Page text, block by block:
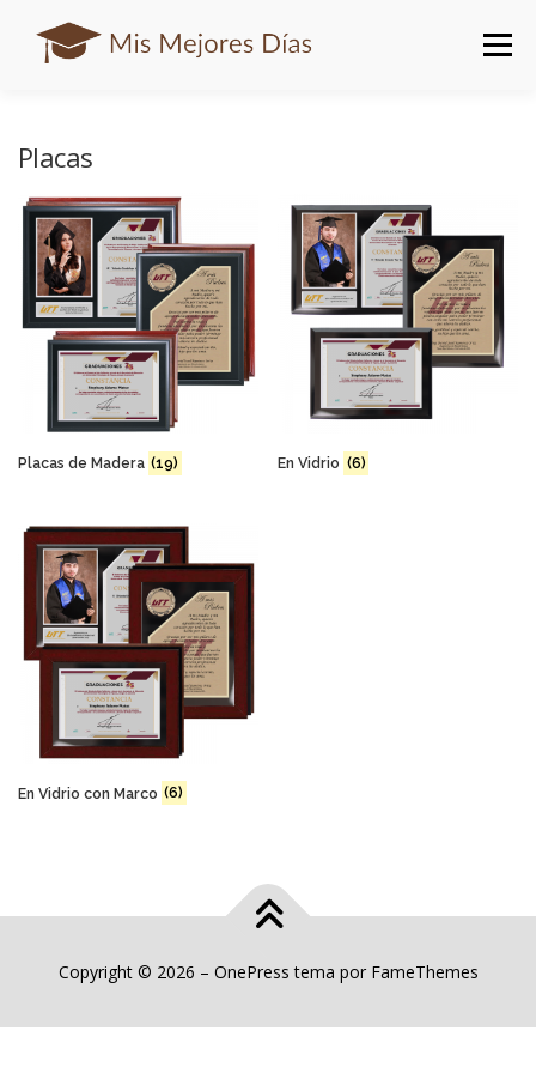
contenido
Menú
CONTACTO
Placas
Placas de Madera (19) En Vidrio (6)
En Vidrio con Marco (6)
Copyright © 2026 – OnePress tema por FameThemes